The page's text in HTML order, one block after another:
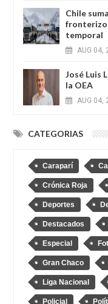
Chile
fronterizo
temporal
AUG 04,
José Luis
la OEA
AUG 04,
CATEGORIAS
Caraparí
Crónica Roja
Deportes
Destacados
Especial
Gran Chaco
Liga Nacional
Policial